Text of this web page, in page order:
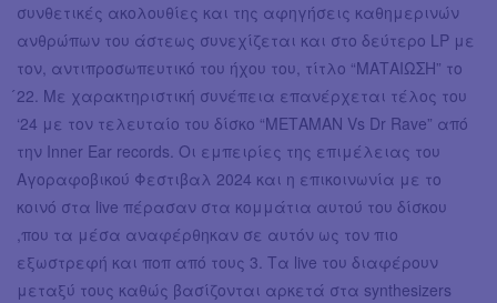
συνθετικές ακολουθίες και της αφηγήσεις καθημερινών
ανθρώπων του άστεως συνεχίζεται και στο δεύτερο LP με
τον, αντιπροσωπευτικό του ήχου του, τίτλο “ΜΑΤΑΙΩΣΗ” το
́22. Με χαρακτηριστική συνέπεια επανέρχεται τέλος του
‘24 με τον τελευταίο του δίσκο “ΜΕΤΑΜΑΝ Vs Dr Rave” από
την Inner Ear records. Οι εμπειρίες της επιμέλειας του
Αγοραφοβικού Φεστιβαλ 2024 και η επικοινωνία με το
κοινό στα live πέρασαν στα κομμάτια αυτού του δίσκου
,που τα μέσα αναφέρθηκαν σε αυτόν ως τον πιο
εξωστρεφή και ποπ από τους 3. Τα live του διαφέρουν
μεταξύ τους καθώς βασίζονται αρκετά στα synthesizers